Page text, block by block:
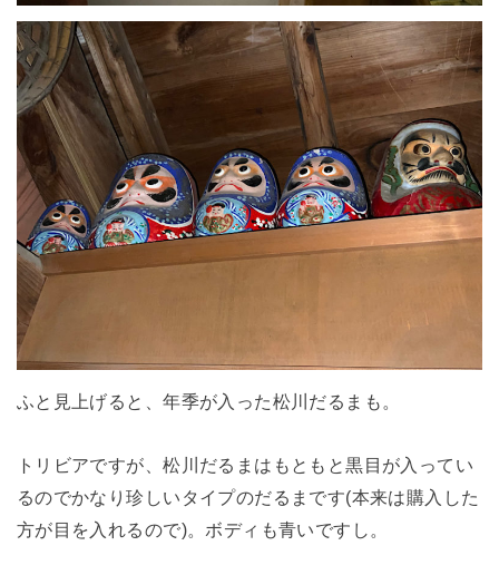
ふと見上げると、年季が入った松川だるまも。
トリビアですが、松川だるまはもともと黒目が入ってい
るのでかなり珍しいタイプのだるまです(本来は購入した
方が目を入れるので)。ボディも青いですし。